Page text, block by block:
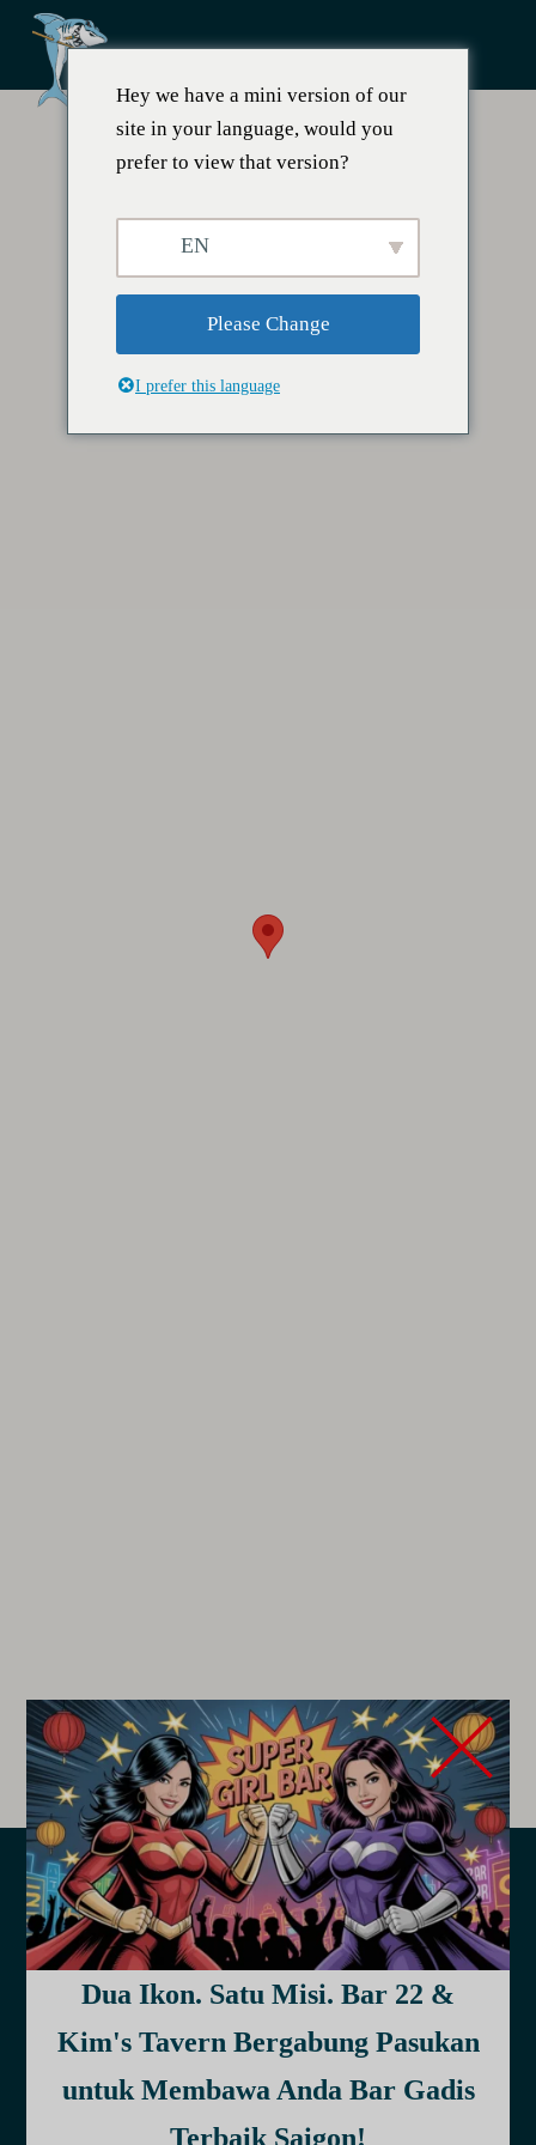
Butiran Perhubungan
Untuk Girl Bar Kami
Bar 22
Hey we have a mini version of our
site in your language, would you
prefer to view that version?
EN
Please Change
I prefer this language
Dua Ikon. Satu Misi. Bar 22 &
Kim's Tavern Bergabung Pasukan
untuk Membawa Anda Bar Gadis
Terbaik Saigon!